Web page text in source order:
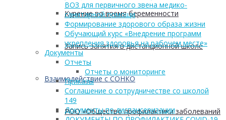
Курение во время беременности
Запись занятия в дистанционной школе
Взаимодействие с СОНКО
РОО «Общество профилактики заболеваний
ВОЗ для первичного звена медико-
санитарной помощи
Формирование здорового образа жизни
Обучающий курс «Внедрение программ
укрепления здоровья на рабочем месте»
Документы
Отчеты
Отчеты о мониторинге
Приказы
Соглашение о сотрудничестве со школой
149
Документы по диспансеризации